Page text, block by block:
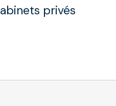
privés